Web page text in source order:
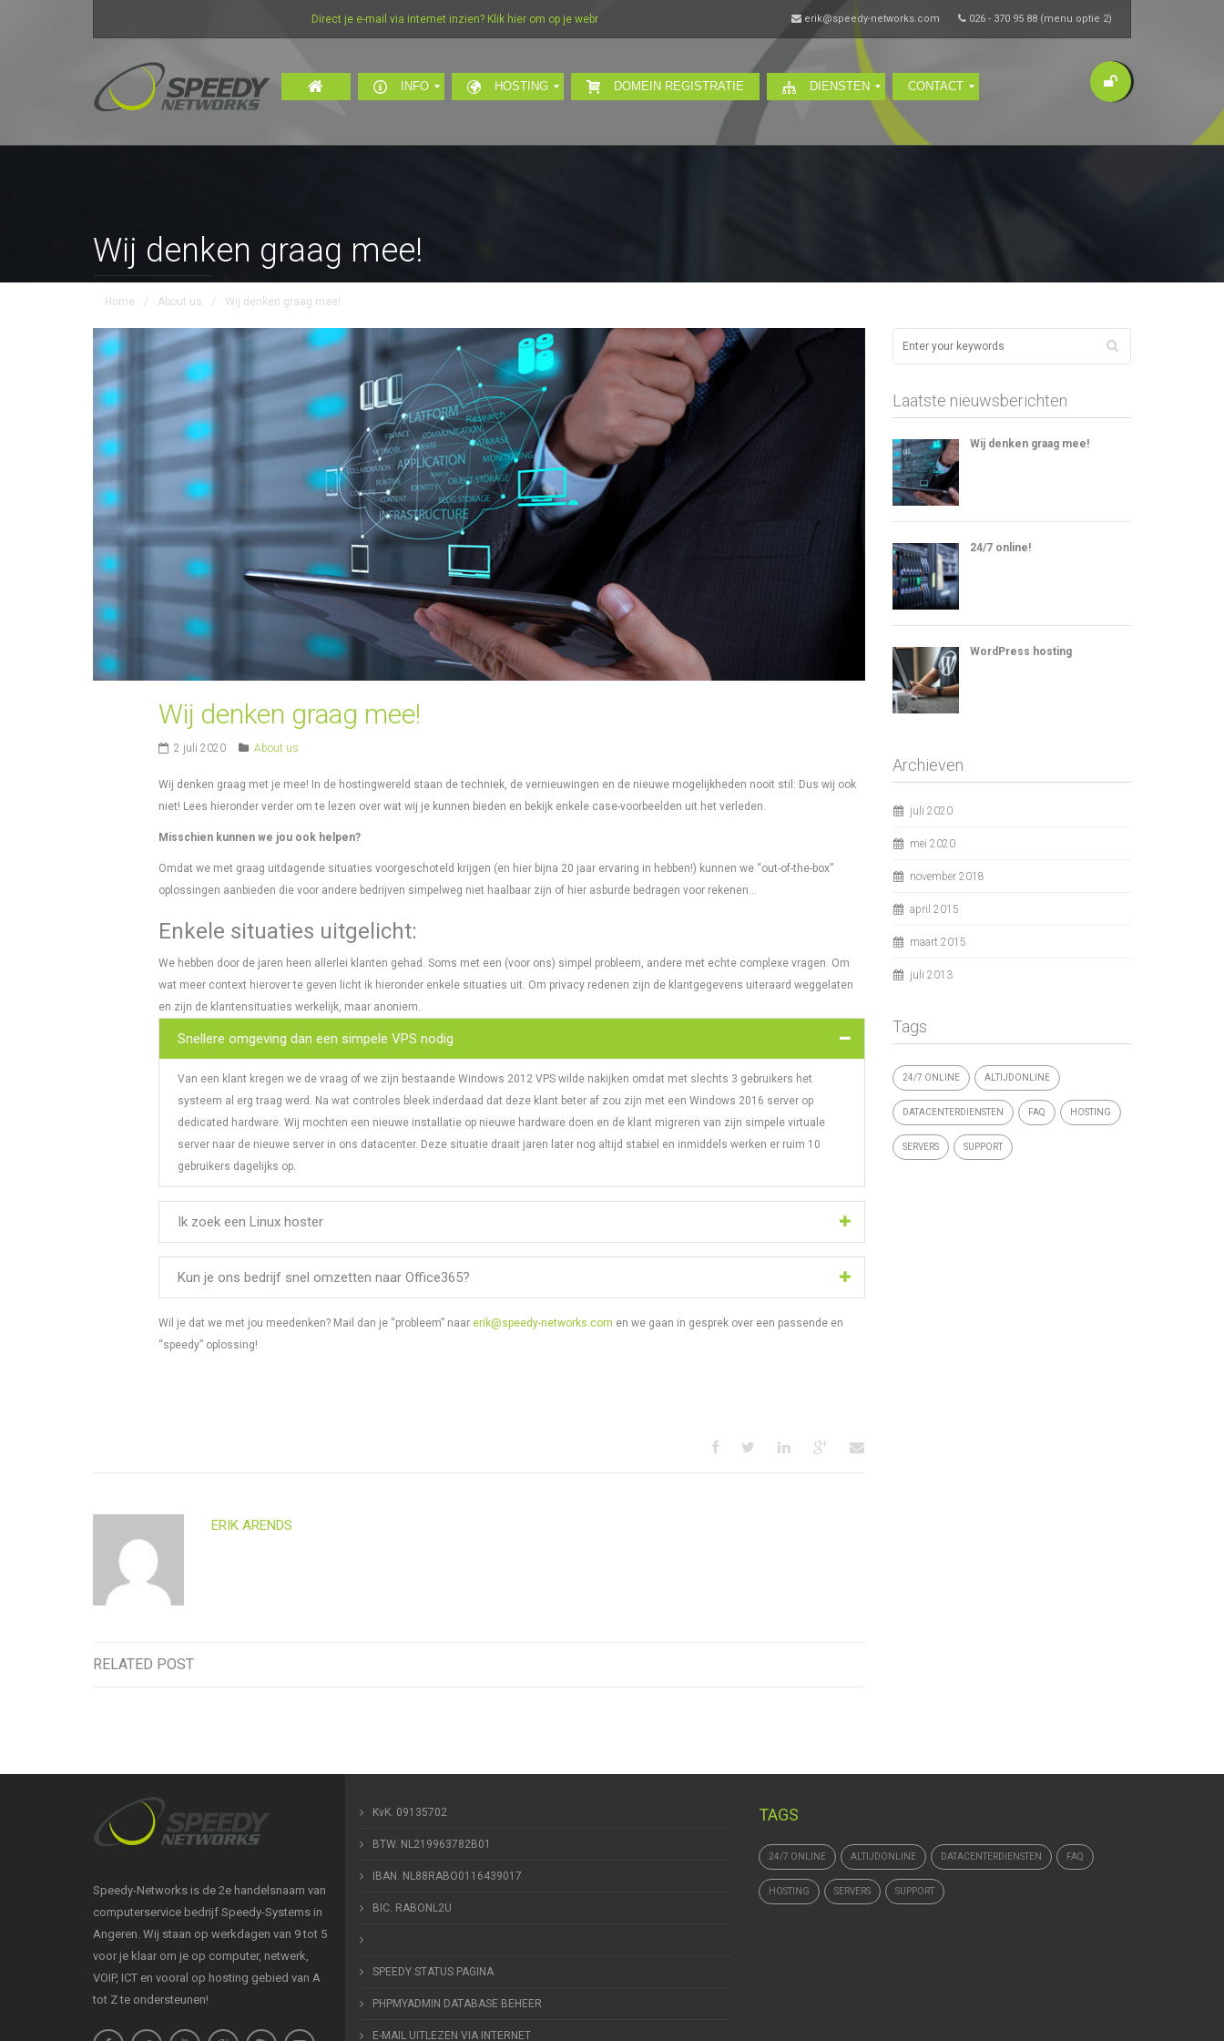
Direct je e-mail via internet inzien? Klik hier om op je webmail in te loggen… erik@speedy-networks.com 026 - 370 95 88 (menu optie 2)
INFO HOSTING DOMEIN REGISTRATIE DIENSTEN CONTACT
Wij denken graag mee!
Home / About us / Wij denken graag mee!
Wij denken graag mee!
2 juli 2020 About us
Wij denken graag met je mee! In de hostingwereld staan de techniek, de vernieuwingen en de nieuwe mogelijkheden nooit stil: Dus wij ook
niet! Lees hieronder verder om te lezen over wat wij je kunnen bieden en bekijk enkele case-voorbeelden uit het verleden.
Misschien kunnen we jou ook helpen?
Omdat we met graag uitdagende situaties voorgeschoteld krijgen (en hier bijna 20 jaar ervaring in hebben!) kunnen we “out-of-the-box”
oplossingen aanbieden die voor andere bedrijven simpelweg niet haalbaar zijn of hier asburde bedragen voor rekenen…
Enkele situaties uitgelicht:
We hebben door de jaren heen allerlei klanten gehad. Soms met een (voor ons) simpel probleem, andere met echte complexe vragen. Om
wat meer context hierover te geven licht ik hieronder enkele situaties uit. Om privacy redenen zijn de klantgegevens uiteraard weggelaten
en zijn de klantensituaties werkelijk, maar anoniem.
Snellere omgeving dan een simpele VPS nodig
Van een klant kregen we de vraag of we zijn bestaande Windows 2012 VPS wilde nakijken omdat met slechts 3 gebruikers het
systeem al erg traag werd. Na wat controles bleek inderdaad dat deze klant beter af zou zijn met een Windows 2016 server op
dedicated hardware. Wij mochten een nieuwe installatie op nieuwe hardware doen en de klant migreren van zijn simpele virtuale
server naar de nieuwe server in ons datacenter. Deze situatie draait jaren later nog altijd stabiel en inmiddels werken er ruim 10
gebruikers dagelijks op.
Ik zoek een Linux hoster
Kun je ons bedrijf snel omzetten naar Office365?
Wil je dat we met jou meedenken? Mail dan je “probleem” naar erik@speedy-networks.com en we gaan in gesprek over een passende en
“speedy” oplossing!
ERIK ARENDS
RELATED POST
Laatste nieuwsberichten
Wij denken graag mee!
24/7 online!
WordPress hosting
Archieven
juli 2020
mei 2020
november 2018
april 2015
maart 2015
juli 2013
Tags
24/7 ONLINE ALTIJDONLINE
DATACENTERDIENSTEN FAQ HOSTING
SERVERS SUPPORT
Speedy-Networks is de 2e handelsnaam van
computerservice bedrijf Speedy-Systems in
Angeren. Wij staan op werkdagen van 9 tot 5
voor je klaar om je op computer, netwerk,
VOIP, ICT en vooral op hosting gebied van A
tot Z te ondersteunen!
KvK. 09135702
BTW. NL219963782B01
IBAN. NL88RABO0116439017
BIC. RABONL2U
SPEEDY STATUS PAGINA
PHPMYADMIN DATABASE BEHEER
E-MAIL UITLEZEN VIA INTERNET
TAGS
24/7 ONLINE ALTIJDONLINE DATACENTERDIENSTEN FAQ
HOSTING SERVERS SUPPORT